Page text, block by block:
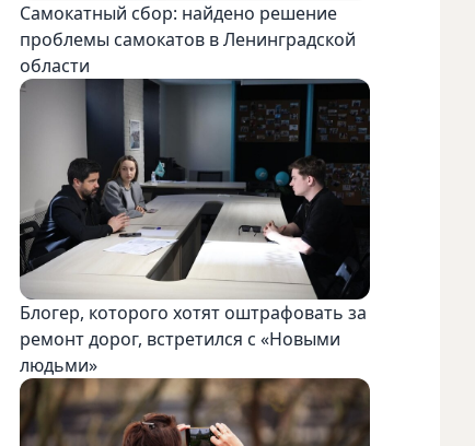
Самокатный сбор: найдено решение
проблемы самокатов в Ленинградской
области
Блогер, которого хотят оштрафовать за
ремонт дорог, встретился с «Новыми
людьми»